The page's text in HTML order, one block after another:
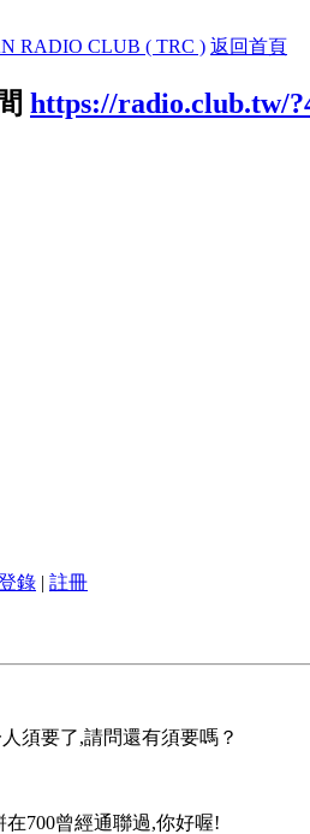
RADIO CLUB ( TRC ) 返回首頁
https://radio.club.tw/
錄 | 註冊
須要了,請問還有須要嗎？
700曾經通聯過,你好喔!